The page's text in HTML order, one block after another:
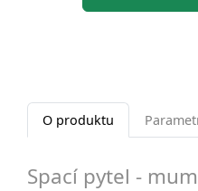
O produktu
Spací pytel -